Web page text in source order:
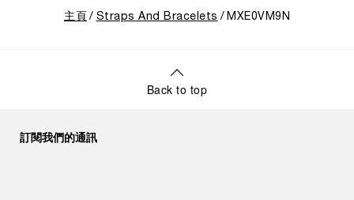
主頁 Straps And Bracelets MXE0VM9N
Back to top
訂閱我們的通訊